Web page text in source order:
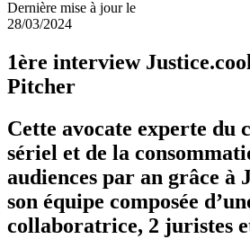
Dernière mise à jour le
28/03/2024
1ère interview
Pitcher
Cette avocate experte du
sériel et de la
audiences par an grâce à
son équipe composée
collaboratrice, 2 juristes